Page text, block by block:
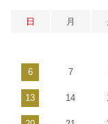
日 月
6 7
13 14